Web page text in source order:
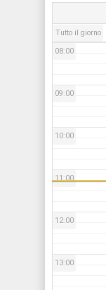
Tutto il giorno
08:00
09:00
10:00
11:00
12:00
13:00